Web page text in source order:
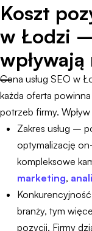
Koszt
w Łodzi
Cena usług SEO w
każda oferta
potrzeb firmy.
Zakres usług –
optymalizację
kompleksowe
marketing,
branży, tym
pozycji. Firmy